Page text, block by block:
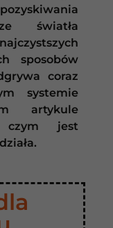
światła
sposobów
coraz
systemie
artykule
czym jest